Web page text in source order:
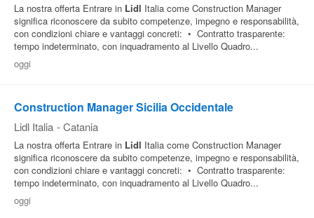
La nostra offerta Entrare in Lidl Italia come Construction Manager
significa riconoscere da subito competenze, impegno e responsabilità,
con condizioni chiare e vantaggi concreti: • Contratto trasparente:
tempo indeterminato, con inquadramento al Livello Quadro...
oggi
Construction Manager Sicilia Occidentale
Lidl Italia - Catania
La nostra offerta Entrare in Lidl Italia come Construction Manager
significa riconoscere da subito competenze, impegno e responsabilità,
con condizioni chiare e vantaggi concreti: • Contratto trasparente:
tempo indeterminato, con inquadramento al Livello Quadro...
oggi